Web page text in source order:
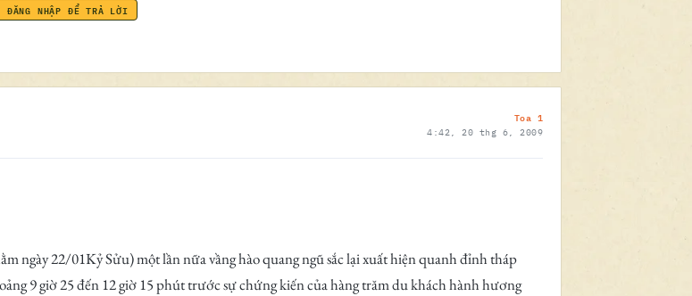
20.06.2009
ĐĂNG NHẬP ĐỂ TRẢ LỜI
Toa 1
4:42, 20 thg 6, 2009
22/01Kỷ Sửu) một lần nữa vầng hào quang ngũ sắc lại xuất hiện quanh đỉnh tháp
9 giờ 25 đến 12 giờ 15 phút trước sự chứng kiến của hàng trăm du khách hành hương